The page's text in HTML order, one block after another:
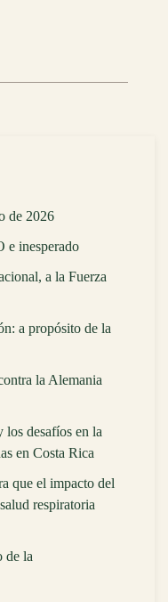
de 2026
inesperado
a la Fuerza
a propósito de la
la Alemania
los desafíos en la
en Costa Rica
que el impacto del
respiratoria
de la